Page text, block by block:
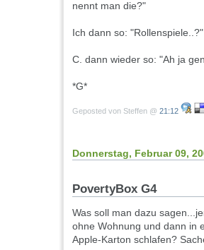
nennt man die?"
Ich dann so: "Rollenspiele..?"
C. dann wieder so: "Ah ja
*G*
Geposted von Steffen @ 21:12
Donnerstag, Februar 09,
PovertyBox G4
Was soll man dazu
ohne Wohnung und dann in
Apple-Karton schlafen?